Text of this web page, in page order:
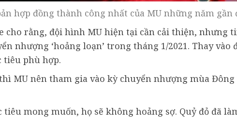
hợp đồng thành công nhất của MU những năm gần
cho rằng, đội hình MU hiện tại cần cải thiện, nhưng
nhượng ‘hoảng loạn’ trong tháng 1/2021. Thay vào
tiêu phù hợp.
MU nên tham gia vào kỳ chuyển nhượng mùa
mong muốn, họ sẽ không hoảng sợ. Quỷ đỏ đã